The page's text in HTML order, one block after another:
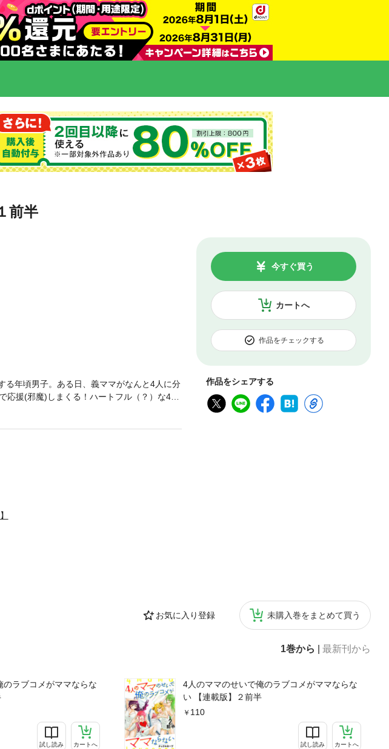
前半
カートへ
今すぐ買う
作品をチェックする
作品をシェアする
お気に入り登録 未購入巻をまとめて買う
1巻から 最新刊から
ラブコメがママならな
試し読み カートへ
4人のママのせいで俺のラブコメがママならな
い 【連載版】２前半
110
試し読み カートへ
る年頃男子。ある日、義ママがなんと4人に分
援(邪魔)しまくる！ハートフル（？）な4マ